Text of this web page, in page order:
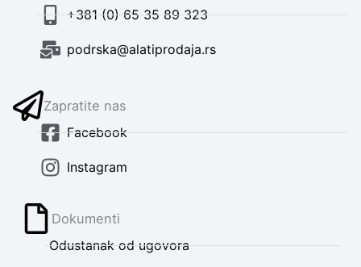
+381 (0) 65 35 89 323
podrska@alatiprodaja.rs
Zapratite nas
Facebook
Instagram
Dokumenti
Odustanak od ugovora